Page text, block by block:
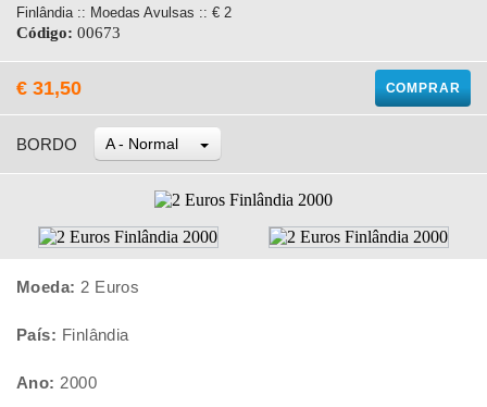
Finlândia :: Moedas Avulsas :: € 2
Código: 00673
€ 31,50 COMPRAR
BORDO A - Normal
Moeda: 2 Euros
País: Finlândia
Ano: 2000